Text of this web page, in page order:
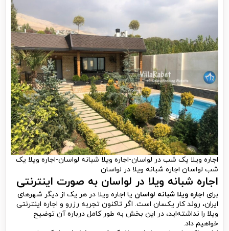
اجاره ویلا یک شب در لواسان-اجاره ویلا شبانه لواسان-اجاره ویلا یک
شب لواسان اجاره شبانه ویلا در لواسان
اجاره شبانه ویلا در لواسان به صورت اینترنتی
برای اجاره ویلا شبانه لواسان یا اجاره ویلا در هر یک از دیگر شهرهای
ایران، روند کار یکسان است. اگر تاکنون تجربه رزرو و اجاره اینترنتی
ویلا را نداشته‌اید، در این بخش به طور کامل درباره آن توضیح
خواهیم داد.